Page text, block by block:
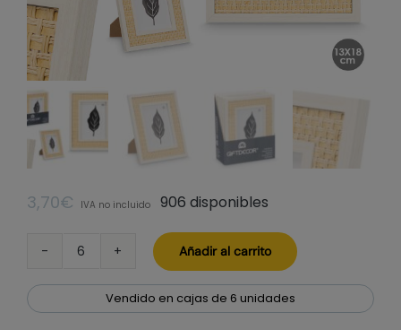
3,70€ IVA no incluido 906 disponibles
Portafotos
cuerda
13
Añadir al carrito
Vendido en cajas de 6 unidades